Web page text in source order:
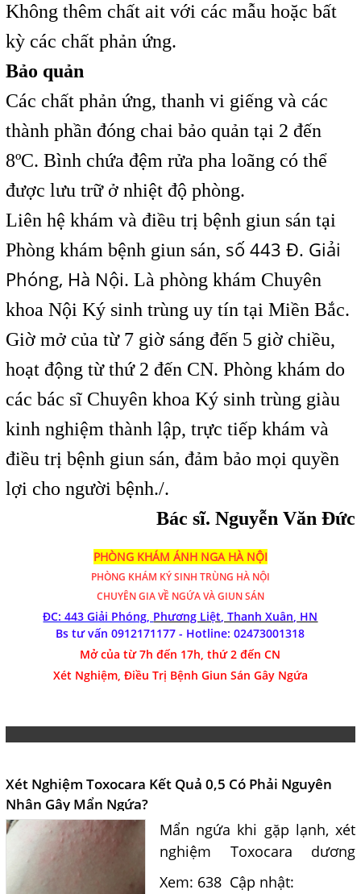
Không thêm chất ait với các mẫu hoặc bất
kỳ các chất phản ứng.
Bảo quản
Các chất phản ứng, thanh vi giếng và các
thành phần đóng chai bảo quản tại 2 đến
8ºC. Bình chứa đệm rửa pha loãng có thể
được lưu trữ ở nhiệt độ phòng.
Liên hệ khám và điều trị bệnh giun sán tại
Phòng khám bệnh giun sán, số 443 Đ. Giải
Phóng, Hà Nội. Là phòng khám Chuyên
khoa Nội Ký sinh trùng uy tín tại Miền Bắc.
Giờ mở của từ 7 giờ sáng đến 5 giờ chiều,
hoạt động từ thứ 2 đến CN. Phòng khám do
các bác sĩ Chuyên khoa Ký sinh trùng giàu
kinh nghiệm thành lập, trực tiếp khám và
điều trị bệnh giun sán, đảm bảo mọi quyền
lợi cho người bệnh./.
Bác sĩ. Nguyễn Văn Đức
PHÒNG KHÁM ÁNH NGA HÀ NỘI
PHÒNG KHÁM KÝ SINH TRÙNG HÀ NỘI
CHUYÊN GIA VỀ NGỨA VÀ GIUN SÁN
ĐC: 443 Giải Phóng, Phương Liệt, Thanh Xuân, HN
Bs tư vấn 0912171177 - Hotline:02473001318
Mở của từ 7h đến 17h, thứ 2 đến CN
Xét Nghiệm, Điều Trị Bệnh Giun Sán Gây Ngứa
Xét Nghiệm Toxocara Kết Quả 0,5 Có Phải Nguyên
Nhân Gây Mẩn Ngứa?
Mẩn ngứa khi gặp lạnh, xét
nghiệm Toxocara dương
tính 0,5 có phải nguyên
Xem: 638 Cập nhật: